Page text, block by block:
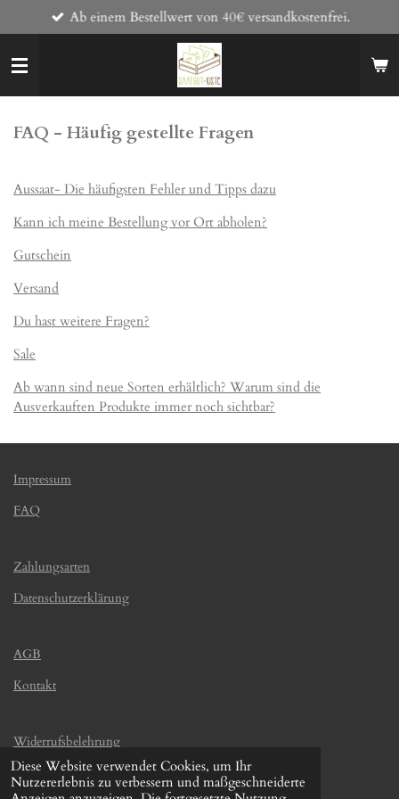
Diese Website verwendet Cookies, um Ihr
Nutzererlebnis zu verbessern und maßgeschneiderte
Hauptinhalt
springen
Ab einem Bestellwert von 40€ versandkostenfrei.
FAQ - Häufig gestellte Fragen
Aussaat- Die häufigsten Fehler und Tipps dazu
Kann ich meine Bestellung vor Ort abholen?
Gutschein
Versand
Du hast weitere Fragen?
Sale
Ab wann sind neue Sorten erhältlich? Warum sind die
Ausverkauften Produkte immer noch sichtbar?
Impressum
FAQ
Zahlungsarten
Datenschutzerklärung
AGB
Kontakt
Widerrufsbelehrung
Versandinformation
© 2021 - 2026 Saatgut-Kiste